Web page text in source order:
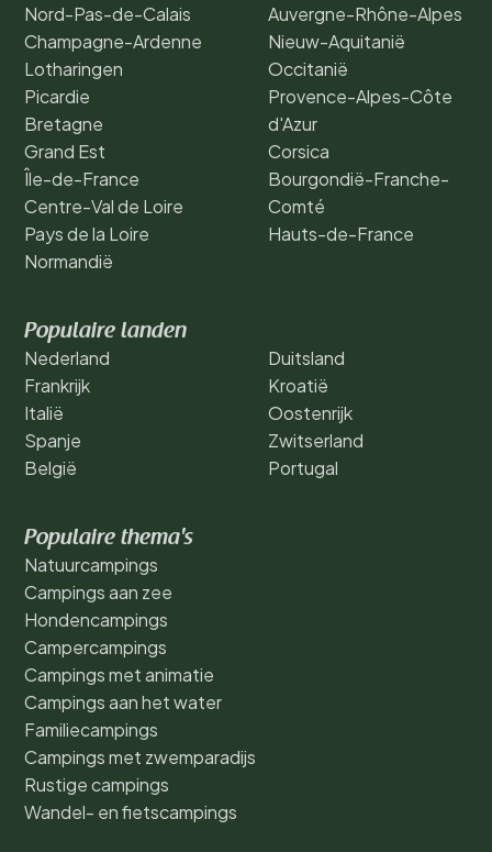
Nord-Pas-de-Calais
Champagne-Ardenne
Lotharingen
Picardie
Bretagne
Grand Est
Île-de-France
Centre-Val de Loire
Pays de la Loire
Normandië
Auvergne-Rhône-Alpes
Nieuw-Aquitanië
Occitanië
Provence-Alpes-Côte
d'Azur
Corsica
Bourgondië-Franche-
Comté
Hauts-de-France
Populaire landen
Nederland
Frankrijk
Italië
Spanje
België
Duitsland
Kroatië
Oostenrijk
Zwitserland
Portugal
Populaire thema's
Natuurcampings
Campings aan zee
Hondencampings
Campercampings
Campings met animatie
Campings aan het water
Familiecampings
Campings met zwemparadijs
Rustige campings
Wandel- en fietscampings